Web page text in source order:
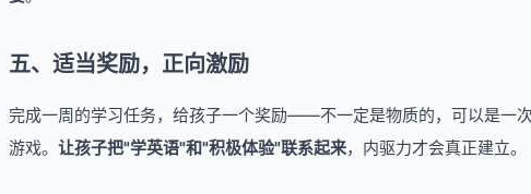
五、适当奖励，正向激励
完成一周的学习任务，给孩子一个奖励——不一定是物质的，可以是一
游戏。 让孩子把"学英语"和"积极体验"联系起来，内驱力才会真正建立。